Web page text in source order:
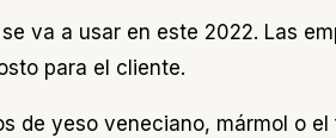
va a usar en este 2022. Las
para el cliente.
de yeso veneciano, mármol o